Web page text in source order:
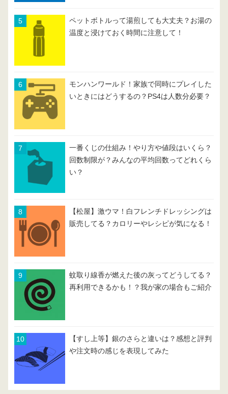
ペットボトルって湯煎しても大丈夫？お湯の
温度と浸けておく時間に注意して！
モンハンワールド！家族で同時にプレイした
いときにはどうするの？PS4は人数分必要？
一番くじの仕組み！やり方や値段はいくら？
回数制限が？みんなの平均回数ってどれくら
い？
【松屋】激ウマ！白フレンチドレッシングは
販売してる？カロリーやレシピが気になる！
蚊取り線香が燃えた後の灰ってどうしてる？
再利用できるかも！？我が家の場合もご紹介
【すし上等】銀のさらと違いは？感想と評判
や注文時の感じを表現してみた